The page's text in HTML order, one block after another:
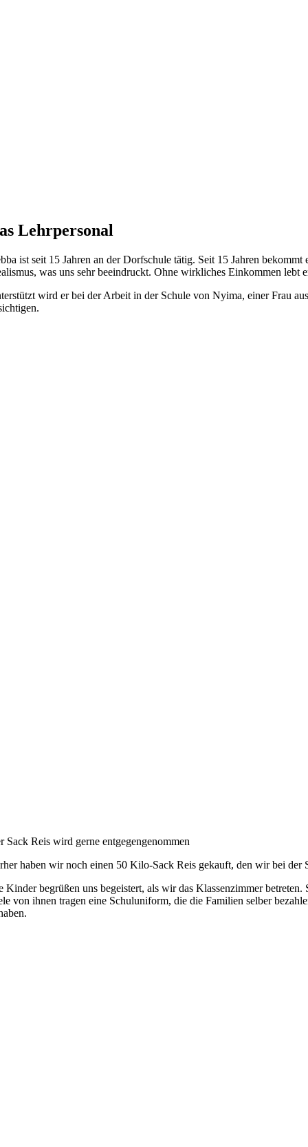
Lehrpersonal
ist seit 15 Jahren an der Dorfschule tätig. Seit 15 Jahren
was uns sehr beeindruckt. Ohne wirkliches Einkommen lebt
wird er bei der Arbeit in der Schule von Nyima, einer Frau
Sack Reis wird gerne entgegengenommen
haben wir noch einen 50 Kilo-Sack Reis gekauft, den wir bei der
Kinder begrüßen uns begeistert, als wir das Klassenzimmer
von ihnen tragen eine Schuluniform, die die Familien selber